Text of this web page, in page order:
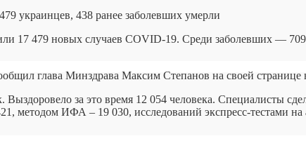
украинцев, 438 ранее заболевших умерли
17 479 новых случаев COVID-19. Среди заболевших —
глава Минздрава Максим Степанов на своей странице
за это время 12 054 человека. Специалисты
методом ИФА – 19 030, исследований экспресс-тестами на